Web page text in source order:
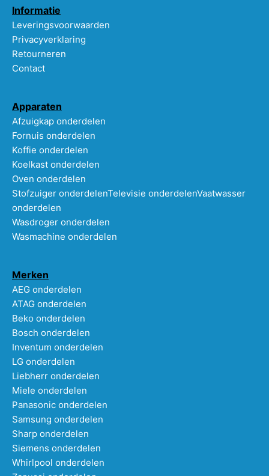
Informatie
Leveringsvoorwaarden
Privacyverklaring
Retourneren
Contact
Apparaten
Afzuigkap onderdelen
Fornuis onderdelen
Koffie onderdelen
Koelkast onderdelen
Oven onderdelen
Stofzuiger onderdelenTelevisie onderdelenVaatwasser
onderdelen
Wasdroger onderdelen
Wasmachine onderdelen
Merken
AEG onderdelen
ATAG onderdelen
Beko onderdelen
Bosch onderdelen
Inventum onderdelen
LG onderdelen
Liebherr onderdelen
Miele onderdelen
Panasonic onderdelen
Samsung onderdelen
Sharp onderdelen
Siemens onderdelen
Whirlpool onderdelen